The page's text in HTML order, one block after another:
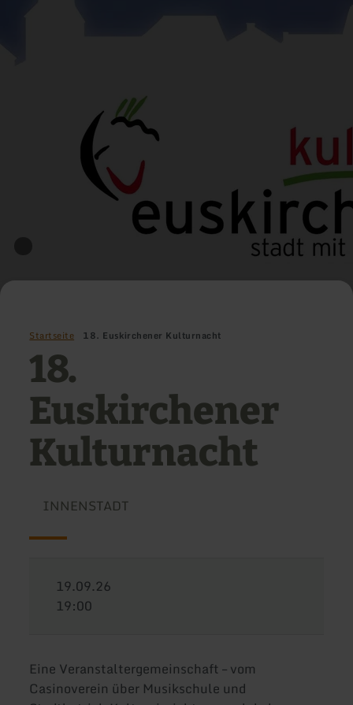
Startseite 18. Euskirchener Kulturnacht
18.
Euskirchener
Kulturnacht
INNENSTADT
19.09.26
19:00
Eine Veranstaltergemeinschaft – vom
Casinoverein über Musikschule und